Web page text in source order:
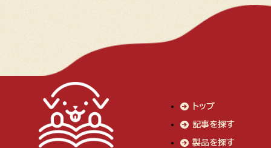
トップ
記事を探す
製品を探す